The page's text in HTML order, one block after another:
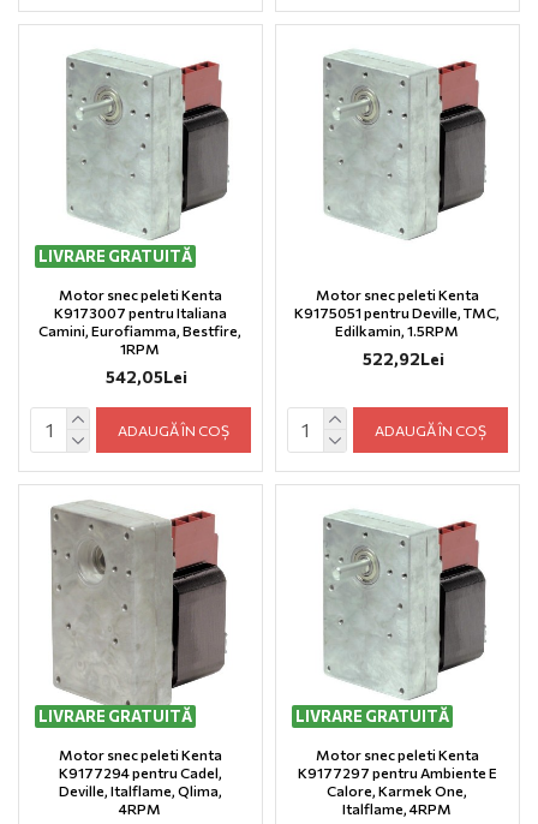
LIVRARE GRATUITĂ
Motor snec peleti Kenta
K9173007 pentru Italiana
Camini, Eurofiamma, Bestfire,
1RPM
542,05Lei
ADAUGĂ ÎN COȘ
Motor snec peleti Kenta
K9175051 pentru Deville, TMC,
Edilkamin, 1.5RPM
522,92Lei
ADAUGĂ ÎN COȘ
LIVRARE GRATUITĂ
Motor snec peleti Kenta
K9177294 pentru Cadel,
Deville, Italflame, Qlima,
4RPM
LIVRARE GRATUITĂ
Motor snec peleti Kenta
K9177297 pentru Ambiente E
Calore, Karmek One,
Italflame, 4RPM